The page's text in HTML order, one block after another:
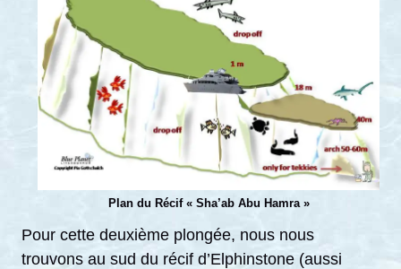
Plan du Récif « Sha’ab Abu Hamra »
Pour cette deuxième plongée, nous nous
trouvons au sud du récif d’Elphinstone (aussi